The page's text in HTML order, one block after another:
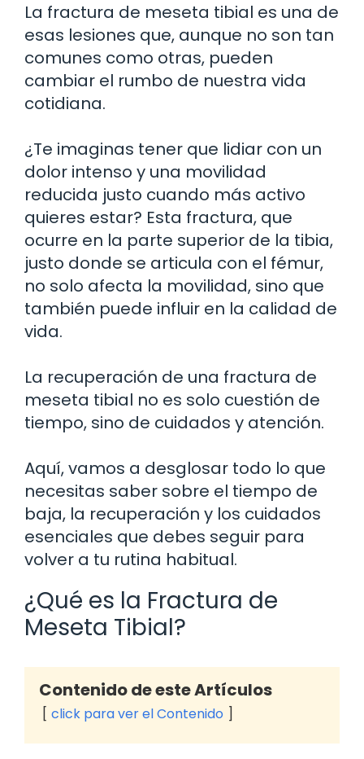
La fractura de meseta tibial es una de
esas lesiones que, aunque no son tan
comunes como otras, pueden
cambiar el rumbo de nuestra vida
cotidiana.
¿Te imaginas tener que lidiar con un
dolor intenso y una movilidad
reducida justo cuando más activo
quieres estar? Esta fractura, que
ocurre en la parte superior de la tibia,
justo donde se articula con el fémur,
no solo afecta la movilidad, sino que
también puede influir en la calidad de
vida.
La recuperación de una fractura de
meseta tibial no es solo cuestión de
tiempo, sino de cuidados y atención.
Aquí, vamos a desglosar todo lo que
necesitas saber sobre el tiempo de
baja, la recuperación y los cuidados
esenciales que debes seguir para
volver a tu rutina habitual.
¿Qué es la Fractura de
Meseta Tibial?
Contenido de este Artículos
click para ver el Contenido